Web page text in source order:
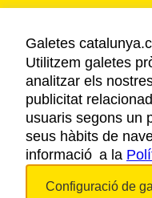
Galetes
Utilitzem galetes
analitzar els
publicitat
usuaris segons un
seus hàbits de
informació a la
Configuració de